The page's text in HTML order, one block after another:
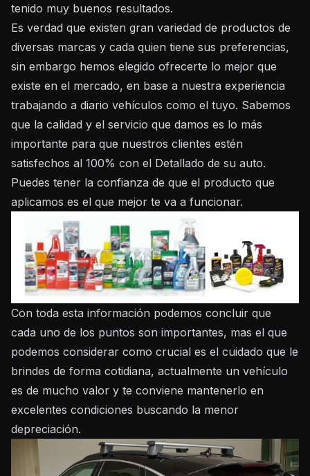
tenido muy buenos resultados.
Es verdad que existen gran variedad de productos de
diversas marcas y cada quien tiene sus preferencias,
sin embargo hemos elegido ofrecerte lo mejor que
existe en el mercado, en base a nuestra experiencia
trabajando a diario vehículos como el tuyo. Sabemos
que la calidad y el servicio que damos es lo más
importante para que nuestros clientes estén
satisfechos al 100% con el Detallado de su auto.
Puedes tener la confianza de que el producto que
aplicamos es el que mejor te va a funcionar.
Con toda esta información podemos concluir que
cada uno de los puntos son importantes, mas el que
podemos considerar como crucial es el cuidado que le
brindes de forma cotidiana, actualmente un vehículo
es de mucho valor y te conviene mantenerlo en
excelentes condiciones buscando la menor
depreciación.